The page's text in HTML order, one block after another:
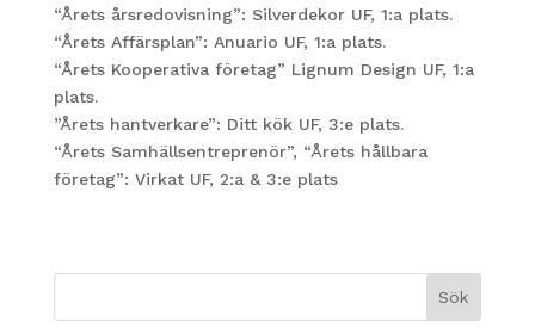
“Årets årsredovisning”: Silverdekor UF, 1:a plats.
“Årets Affärsplan”: Anuario UF, 1:a plats.
“Årets Kooperativa företag” Lignum Design UF, 1:a
plats.
”Årets hantverkare”: Ditt kök UF, 3:e plats.
“Årets Samhällsentreprenör”, “Årets hållbara
företag”: Virkat UF, 2:a & 3:e plats